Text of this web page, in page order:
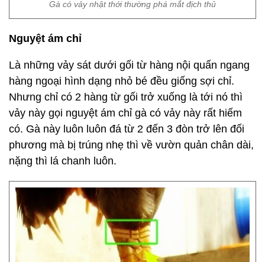
Gà có vảy nhật thới thường phá mắt địch thủ
Nguyệt ám chỉ
Là những vảy sát dưới gối từ hàng nội quấn ngang
hàng ngoại hình dạng nhỏ bé đều giống sợi chỉ.
Nhưng chỉ có 2 hàng từ gối trở xuống là tới nó thì
vảy này gọi nguyệt ám chỉ gà có vảy này rất hiếm
có. Gà này luôn luôn đá từ 2 đến 3 đòn trở lên đối
phương mà bị trúng nhẹ thì về vườn quản chân dài,
nặng thì lá chanh luôn.